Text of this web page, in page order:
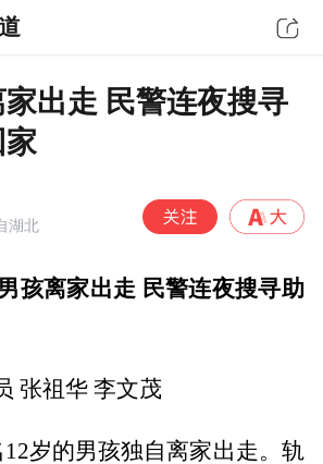
家出走 民警连夜搜寻
湖北
孩离家出走 民警连夜搜寻助
张祖华 李文茂
岁的男孩独自离家出走。轨